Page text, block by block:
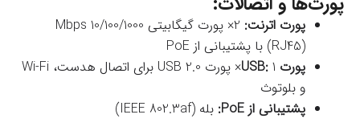
پورت اترنت:
2× پورت گیگابیتی 10/100/1000 Mbps
(RJ45) با پشتیبانی از PoE
پورت USB:
1× پورت USB 2.0 برای اتصال هدست، Wi-Fi
و بلوتوث
پشتیبانی از PoE:
بله (IEEE 802.3af)